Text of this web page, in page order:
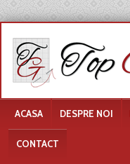
ACASA DESPRE NOI
CONTACT